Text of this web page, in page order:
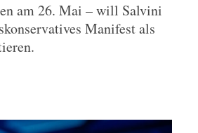
am 26. Mai – will Salvini
Manifest als